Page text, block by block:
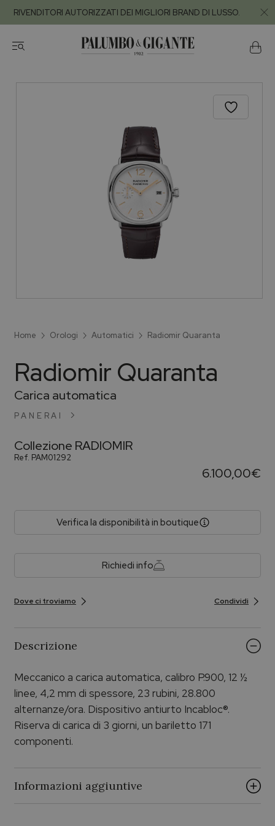
RIVENDITORI AUTORIZZATI DEI MIGLIORI BRAND DI LUSSO.
Home Orologi Automatici Radiomir Quaranta
PANERAI
Radiomir Quaranta
Carica automatica
Collezione RADIOMIR
Ref. PAM01292
6.100,00€
Verifica la disponibilità in boutique
Richiedi info
Dove ci troviamo Condividi
Descrizione
Meccanico a carica automatica, calibro P.900, 12 ½
linee, 4,2 mm di spessore, 23 rubini, 28.800
alternanze/ora. Dispositivo antiurto Incabloc®.
Riserva di carica di 3 giorni, un bariletto 171
componenti.
Informazioni aggiuntive